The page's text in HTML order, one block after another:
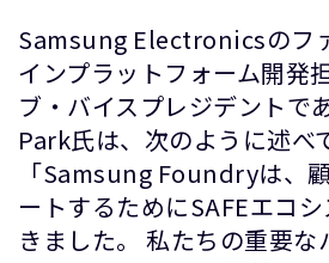
Samsung Electronicsのフ
インプラットフォーム開発
ブ・バイスプレジデントで
Park氏は、次のように述べ
「Samsung Foundryは、
ートするためにSAFEエコ
きました。 私たちの重要な